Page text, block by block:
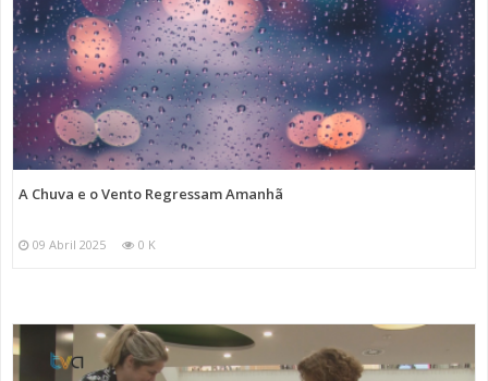
A Chuva e o Vento Regressam Amanhã
09 Abril 2025 0 K